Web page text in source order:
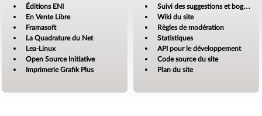
Éditions ENI
En Vente Libre
Framasoft
La Quadrature du Net
Lea-Linux
Open Source Initiative
Imprimerie Grafik Plus
Suivi des suggestions et bogues
Wiki du site
Règles de modération
Statistiques
API pour le développement
Code source du site
Plan du site